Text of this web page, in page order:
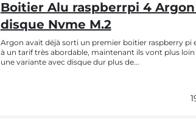
Boitier Alu raspberrpi 4
disque Nvme M.2
Argon avait déjà sorti un premier boitier raspberry pi
à un tarif très abordable, maintenant ils vont plus
une variante avec disque dur plus de...